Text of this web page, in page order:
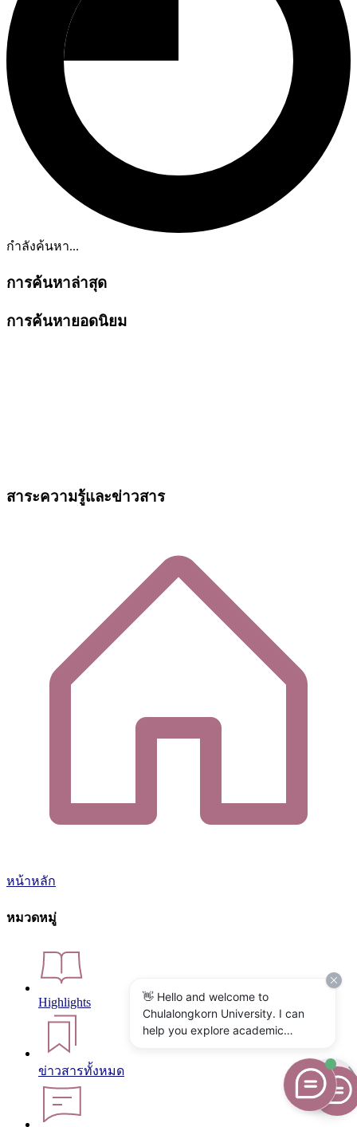
กำลังค้นหา...
การค้นหาล่าสุด
การค้นหายอดนิยม
สาระความรู้และข่าวสาร
หน้าหลัก
หมวดหมู่
Highlights
ข่าวสารทั้งหมด
👋 Hello and welcome to
Chulalongkorn University. I can
help you explore academic